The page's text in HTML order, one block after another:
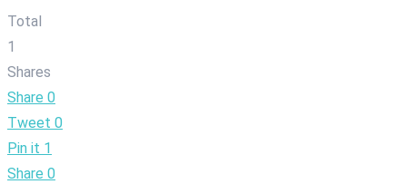
Total
1
Shares
Share 0
Tweet 0
Pin it 1
Share 0